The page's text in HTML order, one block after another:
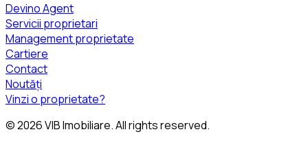
Devino Agent
Servicii proprietari
Management proprietate
Cartiere
Contact
Noutăți
Vinzi o proprietate?
©2026VIB Imobiliare. All rights reserved.